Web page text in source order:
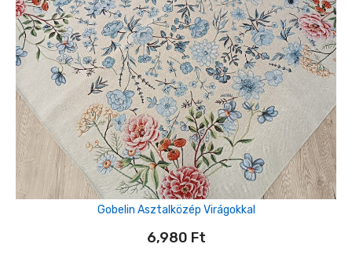
Gobelin Asztalközép Virágokkal
6,980 Ft